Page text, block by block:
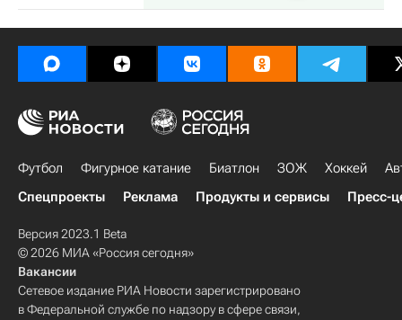
Футбол Фигурное катание Биатлон ЗОЖ Хоккей
Спецпроекты
Реклама Продукты и сервисы Пресс-
Версия 2023.1 Beta
© 2026 МИА «Россия сегодня»
Вакансии
Сетевое издание РИА Новости зарегистрировано
в Федеральной службе по надзору в сфере связи,